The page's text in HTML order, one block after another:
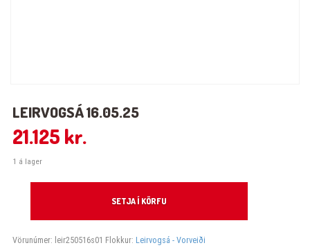
LEIRVOGSÁ 16.05.25
21.125 kr.
1 á lager
SETJA Í KÖRFU
Vörunúmer: leir250516s01 Flokkur: Leirvogsá - Vorveiði